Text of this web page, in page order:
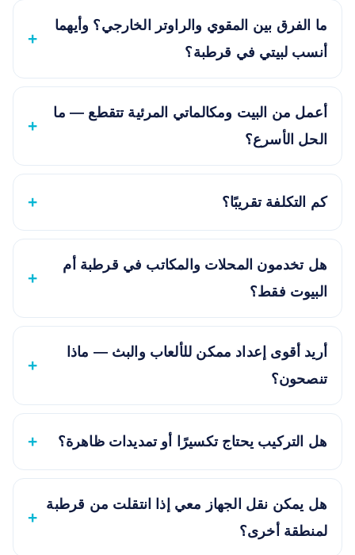
ما الفرق بين المقوي والراوتر الخارجي؟ وأيهما
أنسب لبيتي في قرطبة؟
أعمل من البيت ومكالماتي المرئية تتقطع — ما
الحل الأسرع؟
كم التكلفة تقريبًا؟
هل تخدمون المحلات والمكاتب في قرطبة أم
البيوت فقط؟
أريد أقوى إعداد ممكن للألعاب والبث — ماذا
تنصحون؟
هل التركيب يحتاج تكسيرًا أو تمديدات ظاهرة؟
هل يمكن نقل الجهاز معي إذا انتقلت من قرطبة
لمنطقة أخرى؟